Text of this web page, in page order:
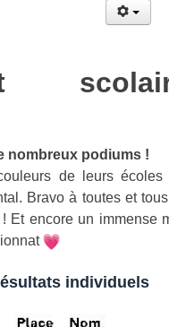
nombreux podiums !
de leurs
Bravo à toutes et
encore un immense
individuels